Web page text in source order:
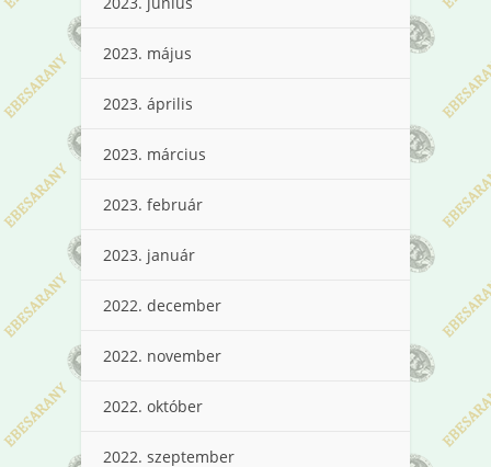
2023. május
2023. április
2023. március
2023. február
2023. január
2022. december
2022. november
2022. október
2022. szeptember